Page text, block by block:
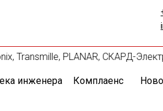
PLANAR, СКАРД-
инженера Комплаенс